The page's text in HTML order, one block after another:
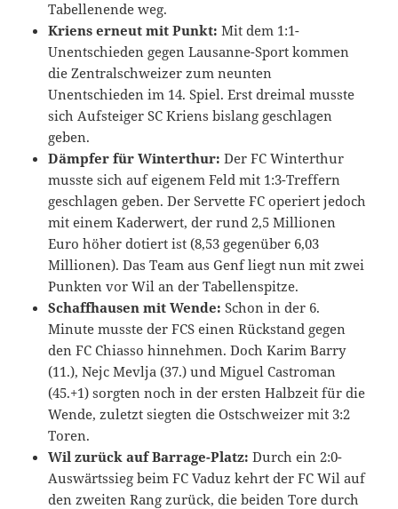
Tabellenende weg.
Kriens erneut mit Punkt: Mit dem 1:1-
Unentschieden gegen Lausanne-Sport kommen
die Zentralschweizer zum neunten
Unentschieden im 14. Spiel. Erst dreimal musste
sich Aufsteiger SC Kriens bislang geschlagen
geben.
Dämpfer für Winterthur:Der FC Winterthur
musste sich auf eigenem Feld mit 1:3-Treffern
geschlagen geben. Der Servette FC operiert jedoch
mit einem Kaderwert, der rund 2,5 Millionen
Euro höher dotiert ist (8,53 gegenüber 6,03
Millionen). Das Team aus Genf liegt nun mit zwei
Punkten vor Wil an der Tabellenspitze.
Schaffhausen mit Wende: Schon in der 6.
Minute musste der FCS einen Rückstand gegen
den FC Chiasso hinnehmen. Doch Karim Barry
(11.), Nejc Mevlja (37.) und Miguel Castroman
(45.+1) sorgten noch in der ersten Halbzeit für die
Wende, zuletzt siegten die Ostschweizer mit 3:2
Toren.
Wil zurück auf Barrage-Platz:Durch ein 2:0-
Auswärtssieg beim FC Vaduz kehrt der FC Wil auf
den zweiten Rang zurück, die beiden Tore durch